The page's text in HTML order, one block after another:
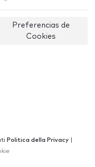
Preferencias de
Cookies
Politica della Privacy